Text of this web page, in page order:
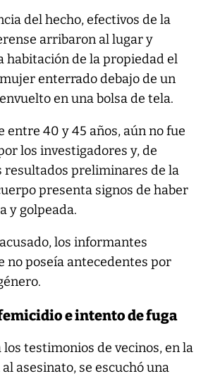
del hecho, efectivos de la
arribaron al lugar y
habitación de la propiedad el
enterrado debajo de un
en una bolsa de tela.
entre 40 y 45 años, aún no fue
los investigadores y, de
resultados preliminares de la
presenta signos de haber
y golpeada.
los informantes
no poseía antecedentes por
e intento de fuga
los testimonios de vecinos, en la
asesinato, se escuchó una